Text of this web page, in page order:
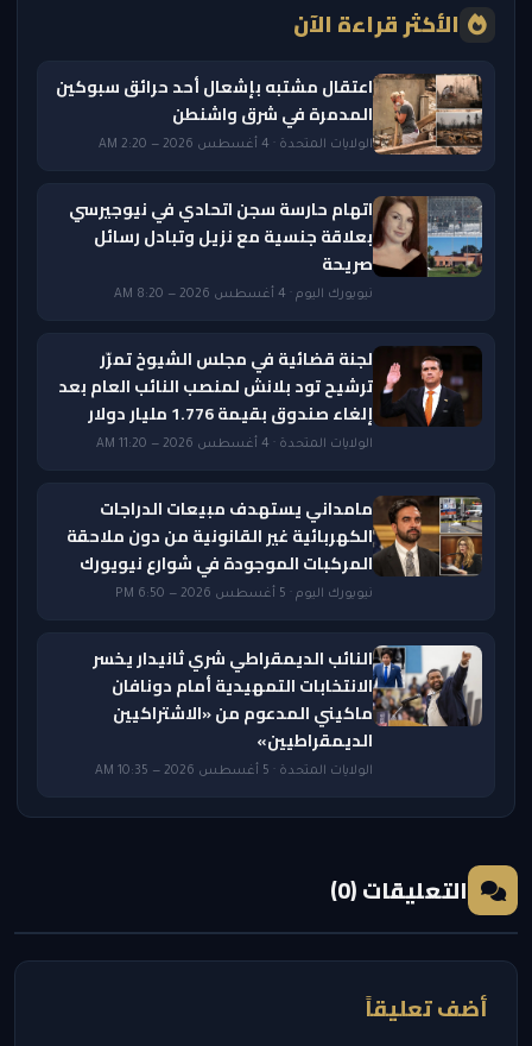
الأكثر قراءة الآن
اعتقال مشتبه بإشعال أحد حرائق سبوكين
المدمرة في شرق واشنطن
الولايات المتحدة · 4 أغسطس 2026 — 2:20 AM
اتهام حارسة سجن اتحادي في نيوجيرسي
بعلاقة جنسية مع نزيل وتبادل رسائل
صريحة
نيويورك اليوم · 4 أغسطس 2026 — 8:20 AM
لجنة قضائية في مجلس الشيوخ تمرّر
ترشيح تود بلانش لمنصب النائب العام بعد
إلغاء صندوق بقيمة 1.776 مليار دولار
الولايات المتحدة · 4 أغسطس 2026 — 11:20 AM
مامداني يستهدف مبيعات الدراجات
الكهربائية غير القانونية من دون ملاحقة
المركبات الموجودة في شوارع نيويورك
نيويورك اليوم · 5 أغسطس 2026 — 6:50 PM
النائب الديمقراطي شري ثانيدار يخسر
الانتخابات التمهيدية أمام دونافان
ماكيني المدعوم من «الاشتراكيين
الديمقراطيين»
الولايات المتحدة · 5 أغسطس 2026 — 10:35 AM
التعليقات (0)
أضف تعليقاً